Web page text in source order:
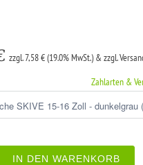
zzgl. 7,58 € (19.0% MwSt.) & zzgl.
Zahlarten &
IN DEN WARENKORB